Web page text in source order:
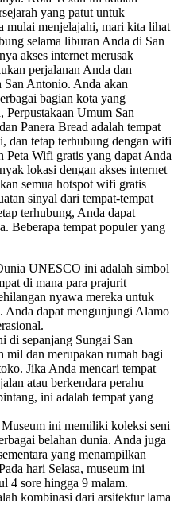
yang patut untuk
mulai menjelajahi, mari kita lihat
selama liburan Anda di San
akses internet merusak
perjalanan Anda dan
Antonio. Anda akan
bagian kota yang
Umum San
Panera Bread adalah tempat
dan tetap terhubung dengan wifi
Wifi gratis yang dapat Anda
lokasi dengan akses internet
semua hotspot wifi gratis
sinyal dari tempat-tempat
terhubung, Anda dapat
Beberapa tempat populer yang
UNESCO ini adalah simbol
di mana para prajurit
nyawa mereka untuk
Anda dapat mengunjungi Alamo
di sepanjang Sungai San
mil dan merupakan rumah bagi
Jika Anda mencari tempat
atau berkendara perahu
ini adalah tempat yang
ini memiliki koleksi seni
belahan dunia. Anda juga
yang menampilkan
hari Selasa, museum ini
4 sore hingga 9 malam.
kombinasi dari arsitektur lama